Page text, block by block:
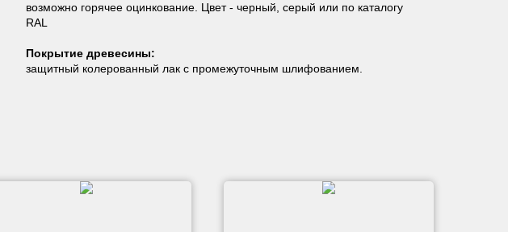
возможно горячее оцинкование. Цвет - черный, серый или по каталогу
RAL
Покрытие древесины:
защитный колерованный лак с промежуточным шлифованием.